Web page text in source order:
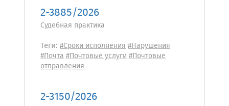
2-3885/2026
Судебная практика
Теги: #Сроки исполнения#Нарушения
#Почта#Почтовые услуги#Почтовые
отправления
2-3150/2026